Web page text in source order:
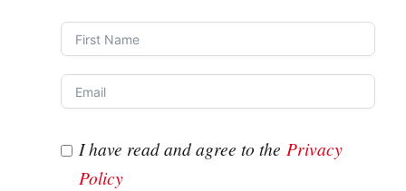
I have read and agree to thePrivacy
Policy